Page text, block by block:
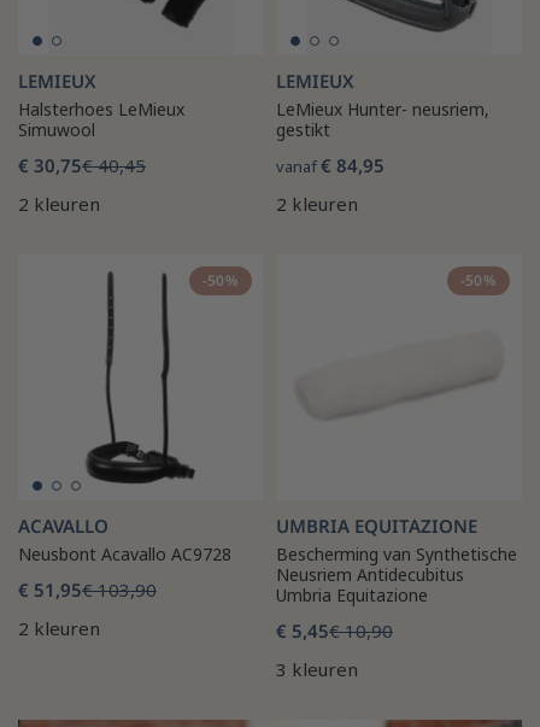
LEMIEUX
Halsterhoes LeMieux
Simuwool
€ 30,75€ 40,45
2 kleuren
LEMIEUX
LeMieux Hunter- neusriem,
gestikt
vanaf€ 84,95
2 kleuren
-50%
ACAVALLO
Neusbont Acavallo AC9728
€ 51,95€ 103,90
2 kleuren
-50%
UMBRIA EQUITAZIONE
Bescherming van Synthetische
Neusriem Antidecubitus
Umbria Equitazione
€ 5,45€ 10,90
3 kleuren